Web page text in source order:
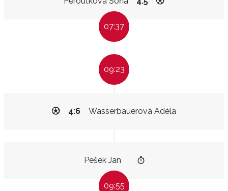
07:37
09:23
Wasserbauerová Adéla
4:6
Pešek Jan
09:55